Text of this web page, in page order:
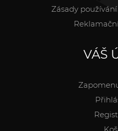
Zásady
VÁŠ